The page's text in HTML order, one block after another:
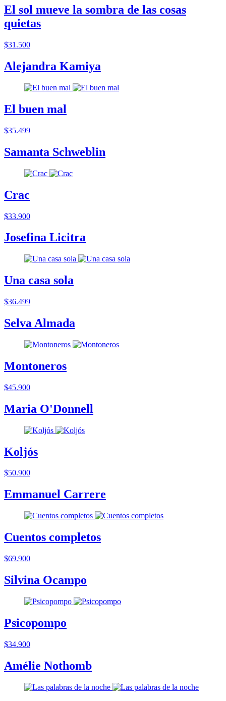
El sol mueve la sombra de las cosas
quietas
$31.500
Alejandra Kamiya
El buen mal
$35.499
Samanta Schweblin
Crac
$33.900
Josefina Licitra
Una casa sola
$36.499
Selva Almada
Montoneros
$45.900
Maria O'Donnell
Koljós
$50.900
Emmanuel Carrere
Cuentos completos
$69.900
Silvina Ocampo
Psicopompo
$34.900
Amélie Nothomb